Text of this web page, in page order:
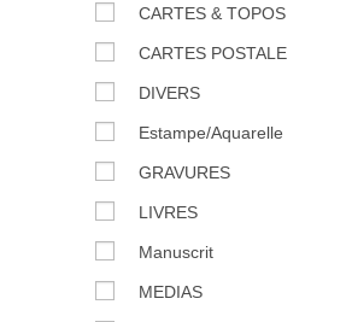
CARTES & TOPOS
CARTES POSTALE
DIVERS
Estampe/Aquarelle
GRAVURES
LIVRES
Manuscrit
MEDIAS